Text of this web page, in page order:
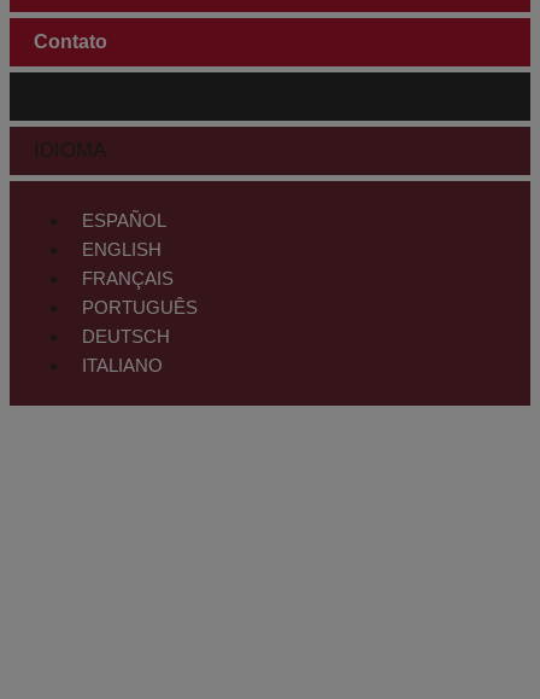
Contato
IDIOMA
ESPAÑOL
ENGLISH
FRANÇAIS
PORTUGUÊS
DEUTSCH
ITALIANO